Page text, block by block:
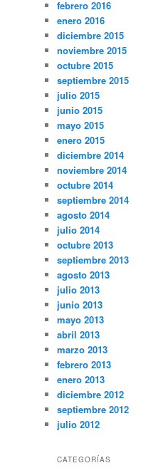
febrero 2016
enero 2016
diciembre 2015
noviembre 2015
octubre 2015
septiembre 2015
julio 2015
junio 2015
mayo 2015
enero 2015
diciembre 2014
noviembre 2014
octubre 2014
septiembre 2014
agosto 2014
julio 2014
octubre 2013
septiembre 2013
agosto 2013
julio 2013
junio 2013
mayo 2013
abril 2013
marzo 2013
febrero 2013
enero 2013
diciembre 2012
septiembre 2012
julio 2012
CATEGORÍAS